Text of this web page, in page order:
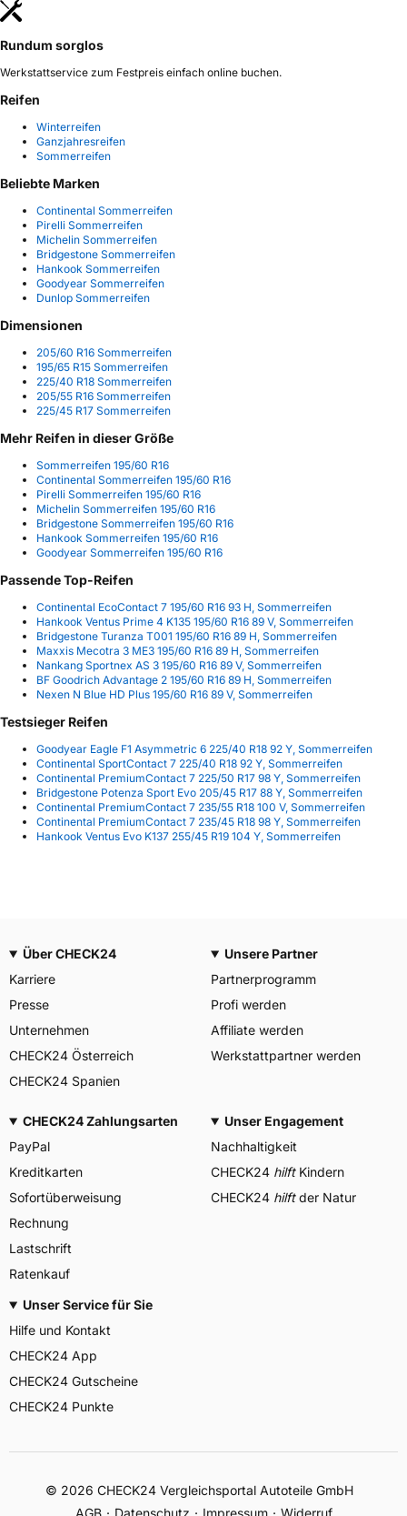
Rundum sorglos
Werkstattservice zum Festpreis einfach online buchen.
Reifen
Winterreifen
Ganzjahresreifen
Sommerreifen
Beliebte Marken
Continental Sommerreifen
Pirelli Sommerreifen
Michelin Sommerreifen
Bridgestone Sommerreifen
Hankook Sommerreifen
Goodyear Sommerreifen
Dunlop Sommerreifen
Dimensionen
205/60 R16 Sommerreifen
195/65 R15 Sommerreifen
225/40 R18 Sommerreifen
205/55 R16 Sommerreifen
225/45 R17 Sommerreifen
Mehr Reifen in dieser Größe
Sommerreifen 195/60 R16
Continental Sommerreifen 195/60 R16
Pirelli Sommerreifen 195/60 R16
Michelin Sommerreifen 195/60 R16
Bridgestone Sommerreifen 195/60 R16
Hankook Sommerreifen 195/60 R16
Goodyear Sommerreifen 195/60 R16
Passende Top-Reifen
Continental EcoContact 7 195/60 R16 93 H, Sommerreifen
Hankook Ventus Prime 4 K135 195/60 R16 89 V, Sommerreifen
Bridgestone Turanza T001 195/60 R16 89 H, Sommerreifen
Maxxis Mecotra 3 ME3 195/60 R16 89 H, Sommerreifen
Nankang Sportnex AS 3 195/60 R16 89 V, Sommerreifen
BF Goodrich Advantage 2 195/60 R16 89 H, Sommerreifen
Nexen N Blue HD Plus 195/60 R16 89 V, Sommerreifen
Testsieger Reifen
Goodyear Eagle F1 Asymmetric 6 225/40 R18 92 Y, Sommerreifen
Continental SportContact 7 225/40 R18 92 Y, Sommerreifen
Continental PremiumContact 7 225/50 R17 98 Y, Sommerreifen
Bridgestone Potenza Sport Evo 205/45 R17 88 Y, Sommerreifen
Continental PremiumContact 7 235/55 R18 100 V, Sommerreifen
Continental PremiumContact 7 235/45 R18 98 Y, Sommerreifen
Hankook Ventus Evo K137 255/45 R19 104 Y, Sommerreifen
Über CHECK24
Karriere
Presse
Unternehmen
CHECK24 Österreich
CHECK24 Spanien
Unsere Partner
Partnerprogramm
Profi werden
Affiliate werden
Werkstattpartner werden
CHECK24 Zahlungsarten
PayPal
Kreditkarten
Sofortüberweisung
Rechnung
Lastschrift
Ratenkauf
Unser Engagement
Nachhaltigkeit
CHECK24 hilftKindern
CHECK24 hilftder Natur
Unser Service für Sie
Hilfe und Kontakt
CHECK24 App
CHECK24 Gutscheine
CHECK24 Punkte
© 2026 CHECK24 Vergleichsportal Autoteile GmbH
AGB
Datenschutz Impressum Widerruf